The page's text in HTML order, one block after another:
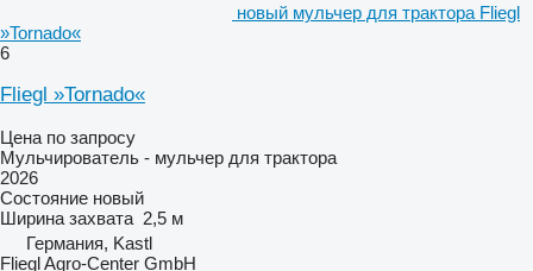
новый мульчер для трактора Fliegl
»Tornado«
6
Fliegl »Tornado«
Цена по запросу
Мульчирователь - мульчер для трактора
2026
Состояние новый
Ширина захвата 2,5 м
Германия, Kastl
Fliegl Agro-Center GmbH